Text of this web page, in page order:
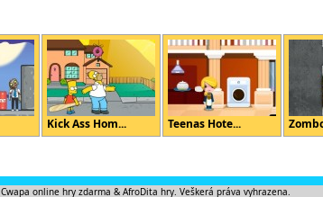
Kick Ass Hom... Teenas Hote...
Cwapa online hry zdarma & AfroDita hry. Veškerá práva vyhrazena.